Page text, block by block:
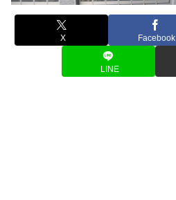
X Facebook
LINE